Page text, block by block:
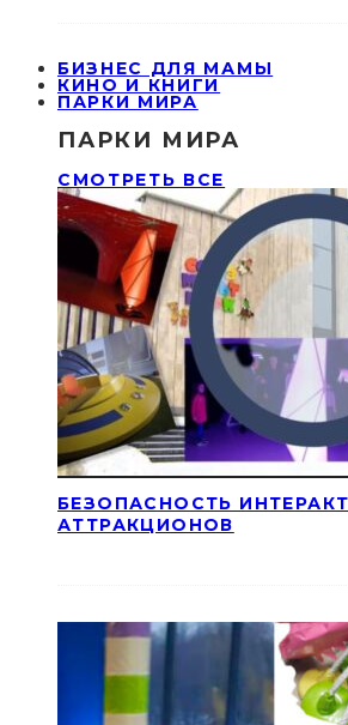
БИЗНЕС ДЛЯ МАМЫ
КИНО И КНИГИ
ПАРКИ МИРА
ПАРКИ МИРА
СМОТРЕТЬ ВСЕ
БЕЗОПАСНОСТЬ
АТТРАКЦИОНОВ